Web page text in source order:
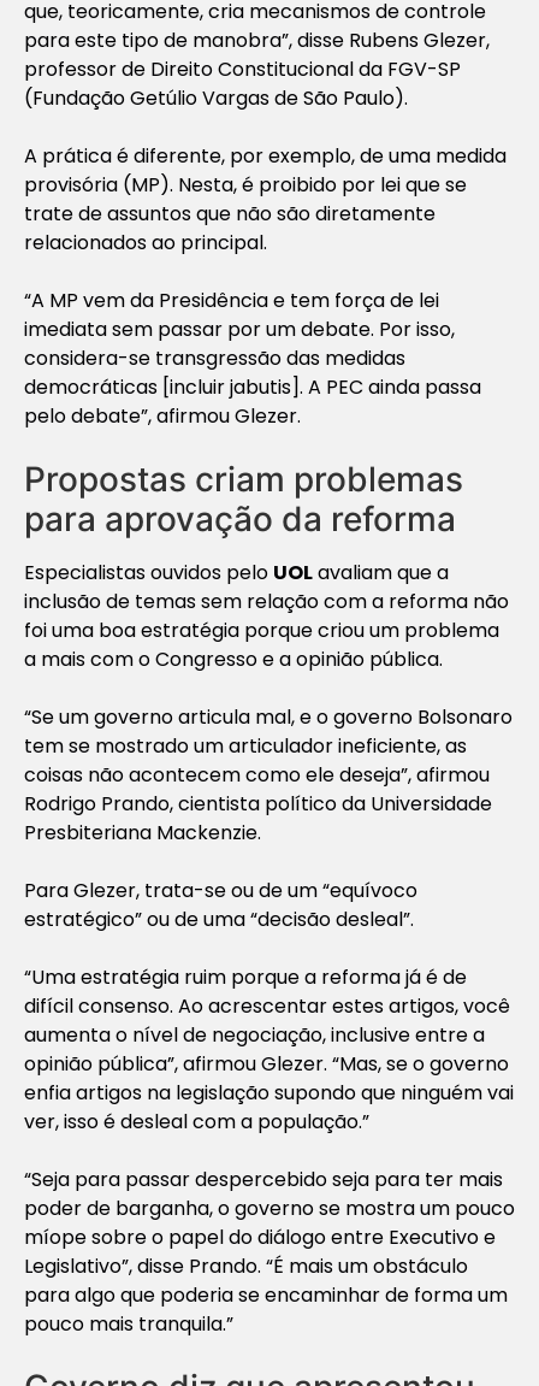
que, teoricamente, cria mecanismos de controle
para este tipo de manobra”, disse Rubens Glezer,
professor de Direito Constitucional da FGV-SP
(Fundação Getúlio Vargas de São Paulo).
A prática é diferente, por exemplo, de uma medida
provisória (MP). Nesta, é proibido por lei que se
trate de assuntos que não são diretamente
relacionados ao principal.
“A MP vem da Presidência e tem força de lei
imediata sem passar por um debate. Por isso,
considera-se transgressão das medidas
democráticas [incluir jabutis]. A PEC ainda passa
pelo debate”, afirmou Glezer.
Propostas criam problemas
para aprovação da reforma
Especialistas ouvidos pelo UOLavaliam que a
inclusão de temas sem relação com a reforma não
foi uma boa estratégia porque criou um problema
a mais com o Congresso e a opinião pública.
“Se um governo articula mal, e o governo Bolsonaro
tem se mostrado um articulador ineficiente, as
coisas não acontecem como ele deseja”, afirmou
Rodrigo Prando, cientista político da Universidade
Presbiteriana Mackenzie.
Para Glezer, trata-se ou de um “equívoco
estratégico” ou de uma “decisão desleal”.
“Uma estratégia ruim porque a reforma já é de
difícil consenso. Ao acrescentar estes artigos, você
aumenta o nível de negociação, inclusive entre a
opinião pública”, afirmou Glezer. “Mas, se o governo
enfia artigos na legislação supondo que ninguém vai
ver, isso é desleal com a população.”
“Seja para passar despercebido seja para ter mais
poder de barganha, o governo se mostra um pouco
míope sobre o papel do diálogo entre Executivo e
Legislativo”, disse Prando. “É mais um obstáculo
para algo que poderia se encaminhar de forma um
pouco mais tranquila.”